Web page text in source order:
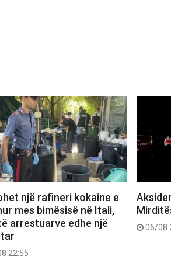
një rafineri kokaine e
mes bimësisë në Itali,
arrestuarve edhe një
22:55
06/08